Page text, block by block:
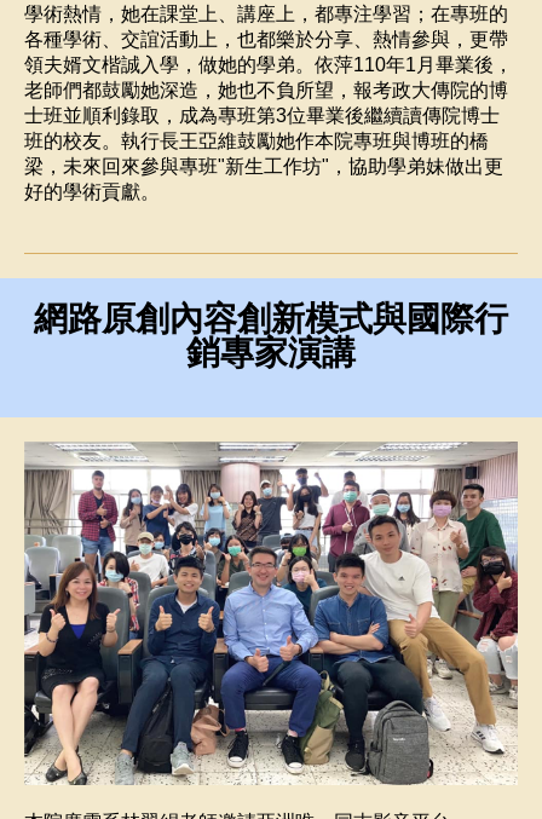
學術熱情，她在課堂上、講座上，都專注學習；在專班的
各種學術、交誼活動上，也都樂於分享、熱情參與，更帶
領夫婿文楷誠入學，做她的學弟。依萍110年1月畢業後，
老師們都鼓勵她深造，她也不負所望，報考政大傳院的博
士班並順利錄取，成為專班第3位畢業後繼續讀傳院博士
班的校友。執行長王亞維鼓勵她作本院專班與博班的橋
梁，未來回來參與專班"新生工作坊"，協助學弟妹做出更
好的學術貢獻。
網路原創內容創新模式與國際⾏
銷專家演講